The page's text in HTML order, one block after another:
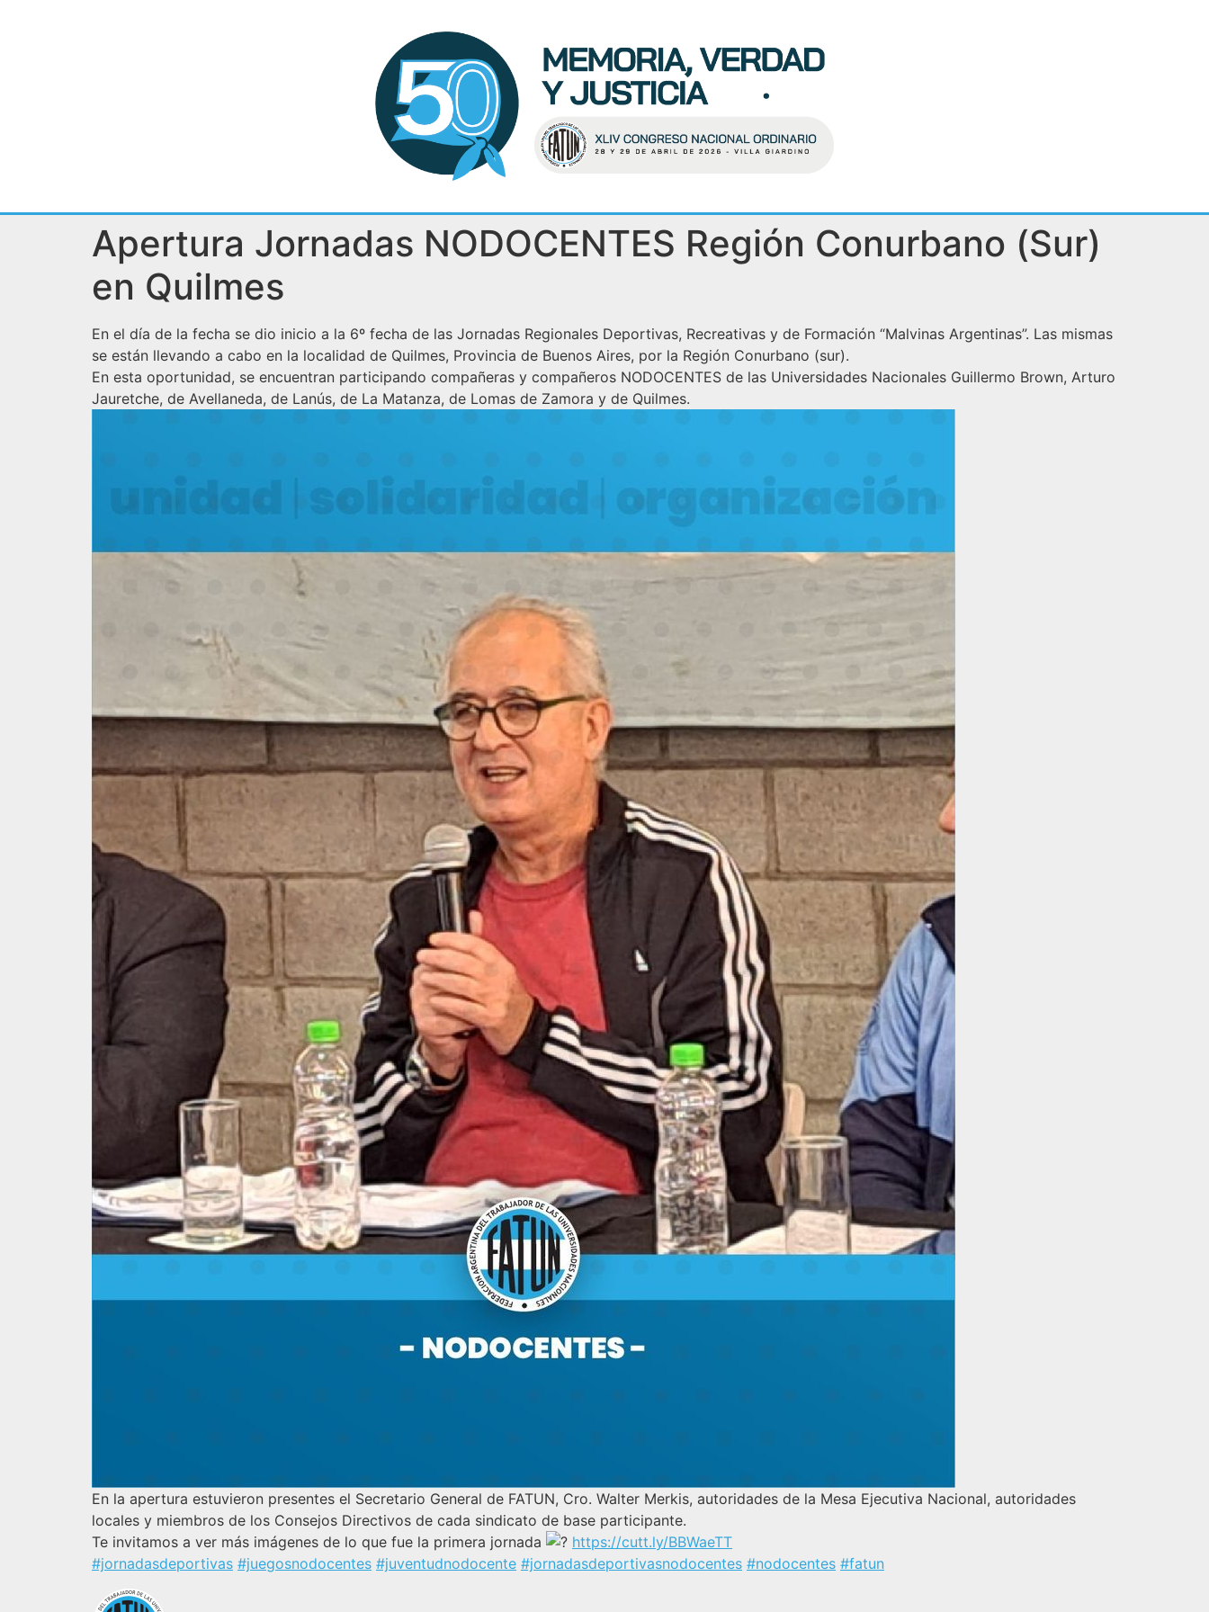
Apertura Jornadas NODOCENTES Región Conurbano (Sur)
en Quilmes
En el día de la fecha se dio inicio a la 6º fecha de las Jornadas Regionales Deportivas, Recreativas y de Formación “Malvinas Argentinas”. Las mismas
se están llevando a cabo en la localidad de Quilmes, Provincia de Buenos Aires, por la Región Conurbano (sur).
En esta oportunidad, se encuentran participando compañeras y compañeros NODOCENTES de las Universidades Nacionales Guillermo Brown, Arturo
Jauretche, de Avellaneda, de Lanús, de La Matanza, de Lomas de Zamora y de Quilmes.
En la apertura estuvieron presentes el Secretario General de FATUN, Cro. Walter Merkis, autoridades de la Mesa Ejecutiva Nacional, autoridades
locales y miembros de los Consejos Directivos de cada sindicato de base participante.
Te invitamos a ver más imágenes de lo que fue la primera jornada
https://cutt.ly/BBWaeTT
#jornadasdeportivas #juegosnodocentes #juventudnodocente #jornadasdeportivasnodocentes #nodocentes #fatun